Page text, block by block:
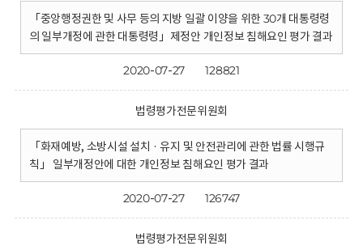
「중앙행정권한 및 사무 등의 지방 일괄 이양을 위한 30개 대통령령
의 일부개정에 관한 대통령령」제정안 개인정보 침해요인 평가 결과
2020-07-27 128821
법령평가전문위원회
「화재예방, 소방시설 설치 · 유지 및 안전관리에 관한 법률 시행규
칙」 일부개정안에 대한 개인정보 침해요인 평가 결과
2020-07-27 126747
법령평가전문위원회